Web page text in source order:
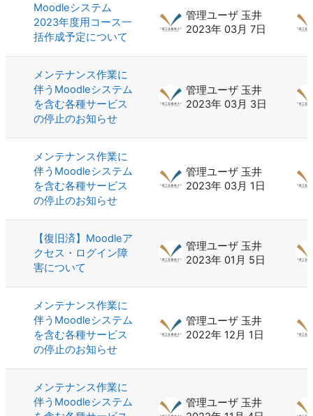
Moodleシステム
2023年度用コース一
括作成予定について
管理ユーザ 玉井
2023年 03月 7日
メンテナンス作業に
伴うMoodleシステム
を含む各種サービス
の停止のお知らせ
管理ユーザ 玉井
2023年 03月 3日
メンテナンス作業に
伴うMoodleシステム
を含む各種サービス
の停止のお知らせ
管理ユーザ 玉井
2023年 03月 1日
【復旧済】Moodleア
クセス・ログイン障
害について
管理ユーザ 玉井
2023年 01月 5日
メンテナンス作業に
伴うMoodleシステム
を含む各種サービス
の停止のお知らせ
管理ユーザ 玉井
2022年 12月 1日
メンテナンス作業に
伴うMoodleシステム
管理ユーザ 玉井